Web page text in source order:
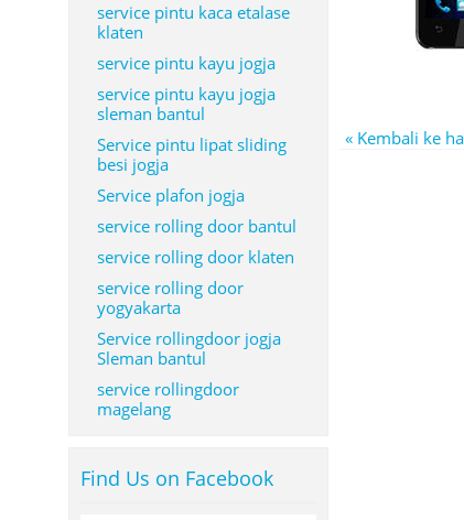
« Kembali ke
service pintu kaca etalase
klaten
service pintu kayu jogja
service pintu kayu jogja
sleman bantul
Service pintu lipat sliding
besi jogja
Service plafon jogja
service rolling door bantul
service rolling door klaten
service rolling door
yogyakarta
Service rollingdoor jogja
Sleman bantul
service rollingdoor
magelang
Find Us on Facebook